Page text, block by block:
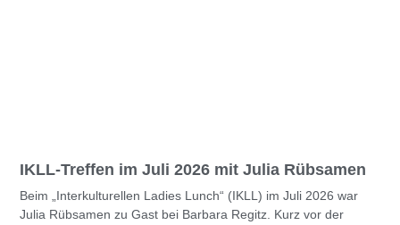
IKLL-Treffen im Juli 2026 mit Julia Rübsamen
Beim „Interkulturellen Ladies Lunch“ (IKLL) im Juli 2026 war
Julia Rübsamen zu Gast bei Barbara Regitz. Kurz vor der